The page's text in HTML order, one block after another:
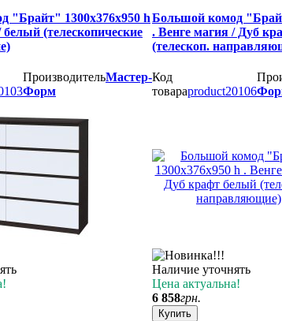
"Брайт" 1300х376х950 h
(телескопические
ПроизводительМастер-
Форм
Большой комод
. Венге магия / Дуб
(телескоп.
Код
товараproduct20106
Наличие уточнять
Цена актуальна!
6 858грн.
Купить